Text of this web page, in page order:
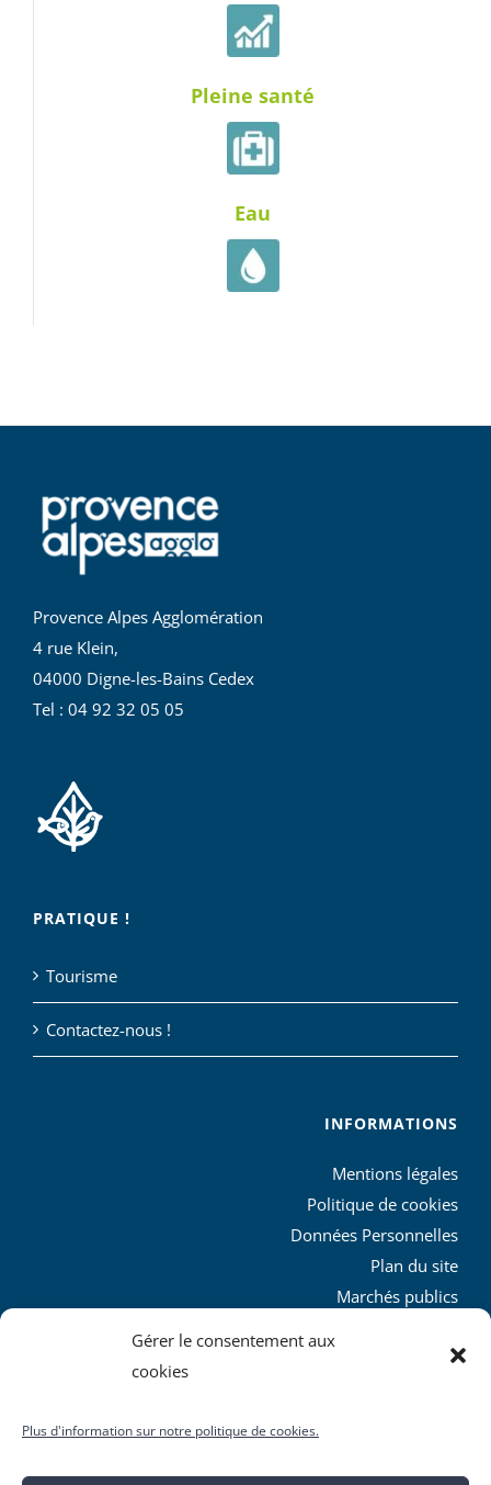
Gérer le consentement aux
cookies
Plus d'information sur notre politique de cookies.
Pleine santé
Eau
Provence Alpes Agglomération
4 rue Klein,
04000 Digne-les-Bains Cedex
Tel : 04 92 32 05 05
PRATIQUE !
Tourisme
Contactez-nous !
INFORMATIONS
Mentions légales
Politique de cookies
Données Personnelles
Plan du site
Marchés publics
L’agglo recrute